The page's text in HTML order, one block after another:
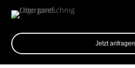
Jetzt anfragen